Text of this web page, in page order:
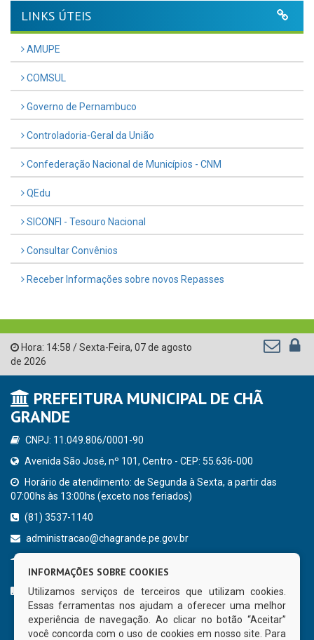
LINKS ÚTEIS
AMUPE
COMSUL
Governo de Pernambuco
Controladoria-Geral da União
Confederação Nacional de Municípios - CNM
QEdu
SICONFI - Tesouro Nacional
Consultar Convênios
Receber Informações sobre novos Repasses
Hora: 14:58 /Sexta-Feira, 07 de agosto
de 2026
PREFEITURA MUNICIPAL DE CHÃ
GRANDE
CNPJ: 11.049.806/0001-90
Avenida São José, nº 101, Centro - CEP: 55.636-000
Horário de atendimento: de Segunda à Sexta, a partir das
07:00hs às 13:00hs (exceto nos feriados)
(81) 3537-1140
administracao@chagrande.pe.gov.br
CURTA NOSSA FAN PAGE
INFORMAÇÕES SOBRE COOKIES
Utilizamos serviços de terceiros que utilizam cookies.
Essas ferramentas nos ajudam a oferecer uma melhor
experiência de navegação. Ao clicar no botão “Aceitar”
você concorda com o uso de cookies em nosso site. Para